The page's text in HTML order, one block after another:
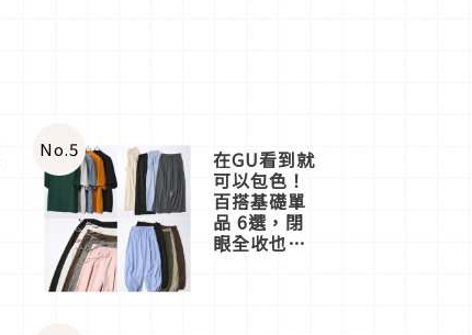
No.5 在GU看到就
可以包色！
百搭基礎單
品 6選，閉
眼全收也不